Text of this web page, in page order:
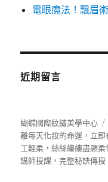
電眼魔法！飄眉
近期留言
蝴蝶國際紋繡美學中心
離每天化妝的命運，立
工輕柔，絲絲縷縷盡顯
講師授課，完整秘訣傳授